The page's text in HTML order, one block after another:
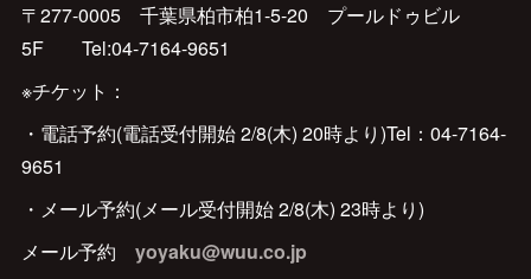
〒277-0005 千葉県柏市柏1-5-20 プールドゥビル
5F Tel:‪04-7164-9651‬
※チケット：
・電話予約(電話受付開始 2/8(木) 20時より)Tel：‪04-7164-
9651‬
・メール予約(メール受付開始 2/8(木) 23時より)
メール予約 yoyaku@wuu.co.jp